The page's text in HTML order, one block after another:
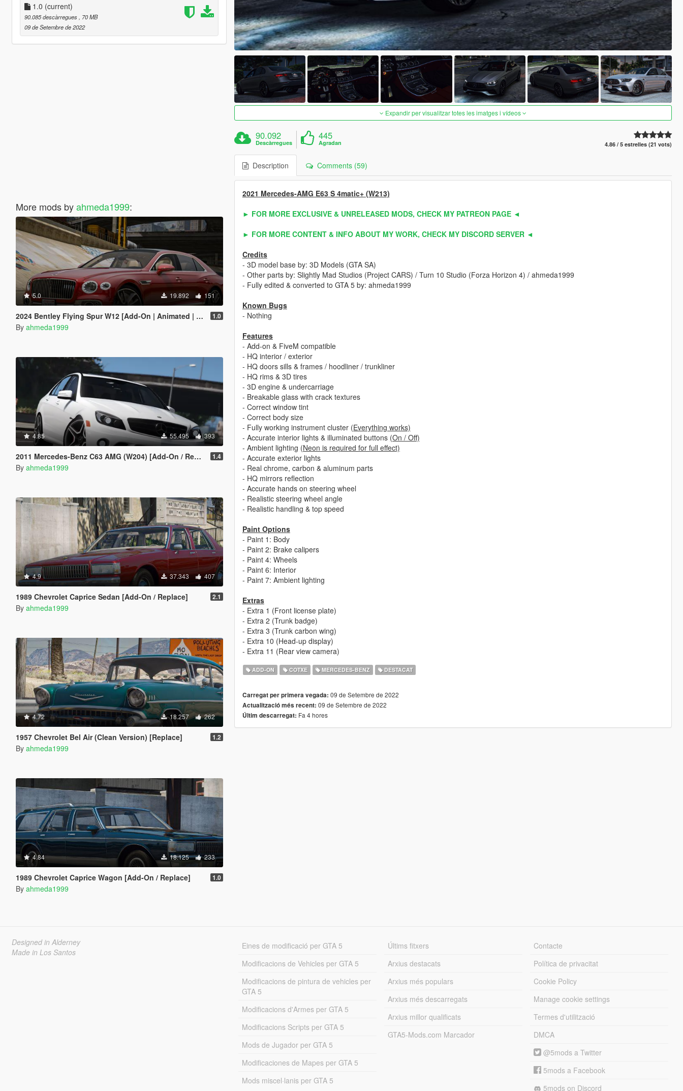
1.0 (current)
90.085 descàrregues
, 70 MB
09 de Setembre de 2022
More mods byahmeda1999:
5.0 19.892 151
2024 Bentley Flying Spur W12 [Add-On | Animated | Tuning] 1.0
By ahmeda1999
4.85 55.495 393
2011 Mercedes-Benz C63 AMG (W204) [Add-On / Replace | Tuning] 1.4
By ahmeda1999
4.9 37.343 407
1989 Chevrolet Caprice Sedan [Add-On / Replace] 2.1
By ahmeda1999
4.72 18.257 262
1957 Chevrolet Bel Air (Clean Version) [Replace] 1.2
By ahmeda1999
4.84 18.125 233
1989 Chevrolet Caprice Wagon [Add-On / Replace] 1.0
By ahmeda1999
Expandir per visualitzar totes les imatges i vídeos
90.092
Descàrregues
445
Agradan 4.86 / 5 estrelles (21 vots)
Description Comments (59)
2021 Mercedes-AMG E63 S 4matic+ (W213)
► FOR MORE EXCLUSIVE & UNRELEASED MODS, CHECK MY PATREON PAGE ◄
► FOR MORE CONTENT & INFO ABOUT MY WORK, CHECK MY DISCORD SERVER ◄
Credits
- 3D model base by: 3D Models (GTA SA)
- Other parts by: Slightly Mad Studios (Project CARS) / Turn 10 Studio (Forza Horizon 4) / ahmeda1999
- Fully edited & converted to GTA 5 by: ahmeda1999
Known Bugs
- Nothing
Features
- Add-on & FiveM compatible
- HQ interior / exterior
- HQ doors sills & frames / hoodliner / trunkliner
- HQ rims & 3D tires
- 3D engine & undercarriage
- Breakable glass with crack textures
- Correct window tint
- Correct body size
- Fully working instrument cluster (Everything works)
- Accurate interior lights & illuminated buttons (On / Off)
- Ambient lighting (Neon is required for full effect)
- Accurate exterior lights
- Real chrome, carbon & aluminum parts
- HQ mirrors reflection
- Accurate hands on steering wheel
- Realistic steering wheel angle
- Realistic handling & top speed
Paint Options
- Paint 1: Body
- Paint 2: Brake calipers
- Paint 4: Wheels
- Paint 6: Interior
- Paint 7: Ambient lighting
Extras
- Extra 1 (Front license plate)
- Extra 2 (Trunk badge)
- Extra 3 (Trunk carbon wing)
- Extra 10 (Head-up display)
- Extra 11 (Rear view camera)
ADD-ON COTXE MERCEDES-BENZ DESTACAT
Carregat per primera vegada: 09 de Setembre de 2022
Actualització més recent: 09 de Setembre de 2022
Últim descarregat: Fa 4 hores
Designed in Alderney
Made in Los Santos
Eines de modificació per GTA 5
Modificacions de Vehicles per GTA 5
Modificacions de pintura de vehicles per
GTA 5
Modificacions d'Armes per GTA 5
Modificacions Scripts per GTA 5
Mods de Jugador per GTA 5
Modificaciones de Mapes per GTA 5
Mods miscel·lanis per GTA 5
Últims fitxers
Arxius destacats
Arxius més populars
Arxius més descarregats
Arxius millor qualificats
GTA5-Mods.com Marcador
Contacte
Política de privacitat
Cookie Policy
Manage cookie settings
Termes d'utilització
DMCA
@5mods a Twitter
5mods a Facebook
5mods on Discord